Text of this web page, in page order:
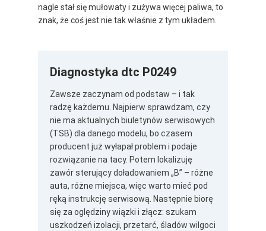
nagle stał się mułowaty i zużywa więcej paliwa, to
znak, że coś jest nie tak właśnie z tym układem.
Diagnostyka dtc P0249
Zawsze zaczynam od podstaw – i tak
radzę każdemu. Najpierw sprawdzam, czy
nie ma aktualnych biuletynów serwisowych
(TSB) dla danego modelu, bo czasem
producent już wyłapał problem i podaje
rozwiązanie na tacy. Potem lokalizuję
zawór sterujący doładowaniem „B” – różne
auta, różne miejsca, więc warto mieć pod
ręką instrukcję serwisową. Następnie biorę
się za oględziny wiązki i złącz: szukam
uszkodzeń izolacji, przetarć, śladów wilgoci